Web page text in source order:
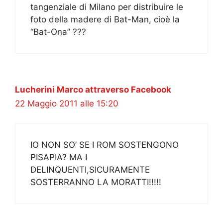
tangenziale di Milano per distribuire le
foto della madere di Bat-Man, cioè la
“Bat-Ona” ???
Lucherini Marco attraverso Facebook
22 Maggio 2011 alle 15:20
IO NON SO’ SE I ROM SOSTENGONO
PISAPIA? MA I
DELINQUENTI,SICURAMENTE
SOSTERRANNO LA MORATTI!!!!!